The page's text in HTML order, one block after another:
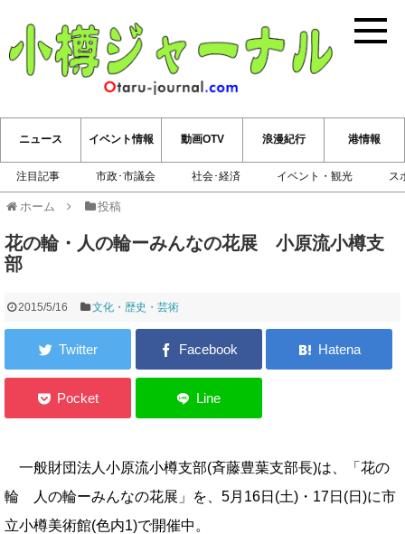
小樽ジ
ニュース
注目記事 市政･市議会 社会･経済 イベント・観光 ス
イベント情報 動画OTV 浪漫紀行 港情報
ホーム 投稿
花の輪・人の輪ーみんなの花展 小原流小樽支
部
2015/5/16 文化・歴史・芸術
一般財団法人小原流小樽支部(斉藤豊葉支部長)は、「花の
輪 人の輪ーみんなの花展」を、5月16日(土)・17日(日)に市
立小樽美術館(色内1)で開催中。